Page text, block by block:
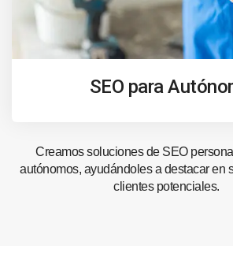
SEO para
Creamos soluciones de SEO
autónomos, ayudándoles a destacar en
clientes potenciales.